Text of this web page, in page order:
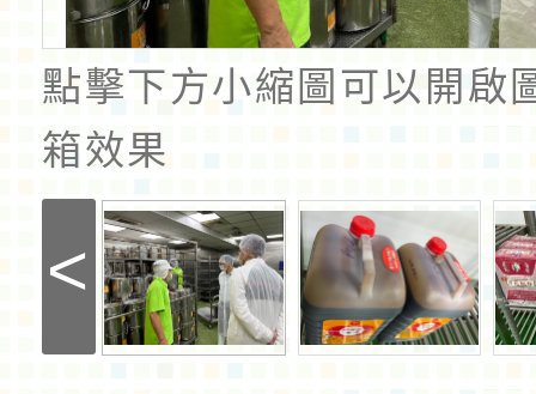
點擊下方小縮圖可以開啟
箱效果
<